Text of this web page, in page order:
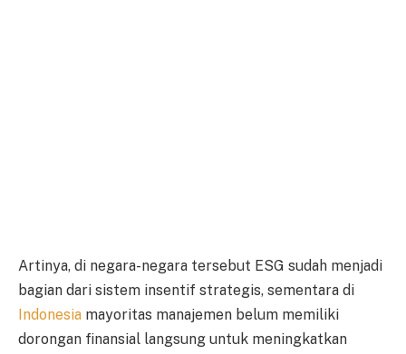
Artinya, di negara-negara tersebut ESG sudah menjadi
bagian dari sistem insentif strategis, sementara di
Indonesia mayoritas manajemen belum memiliki
dorongan finansial langsung untuk meningkatkan